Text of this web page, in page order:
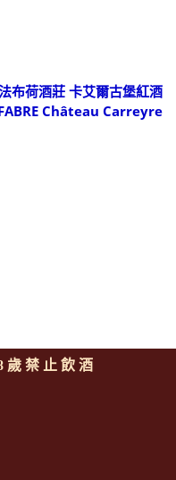
布荷酒莊 卡艾爾古堡紅酒
Château Carreyre
歲 禁 止 飲 酒